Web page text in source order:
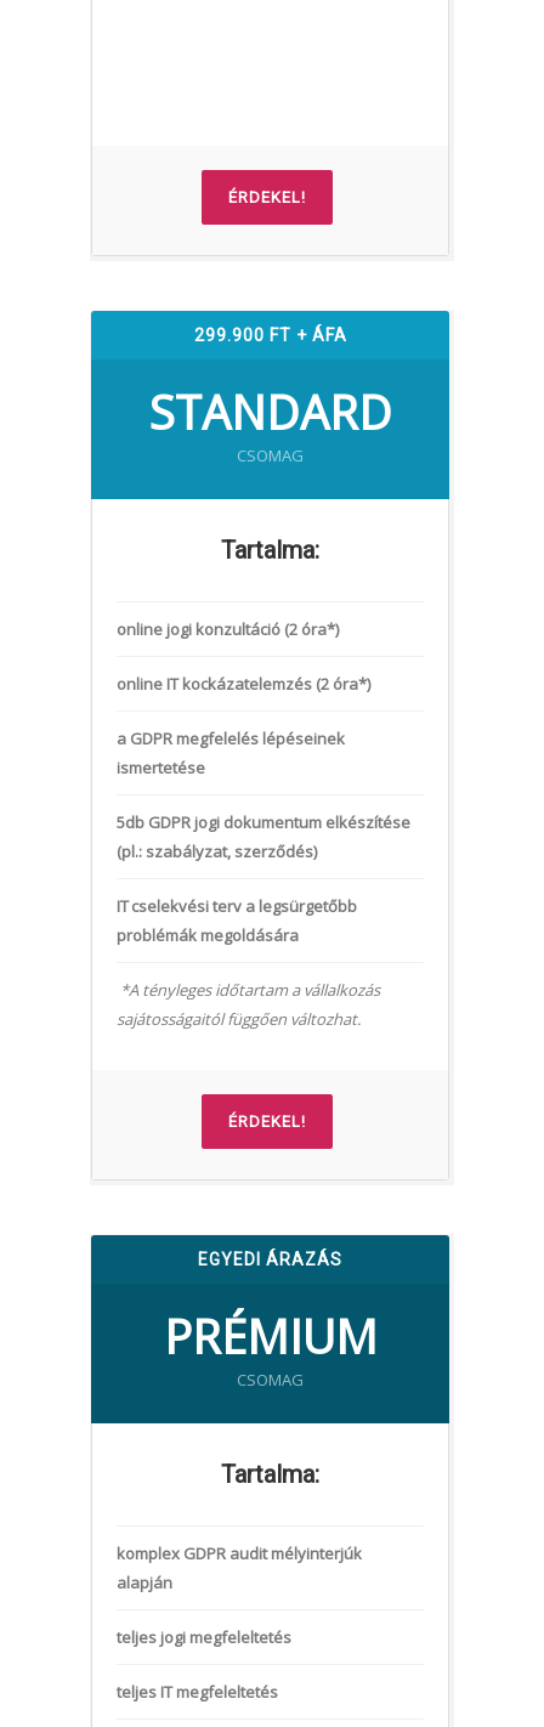
ÉRDEKEL!
299.900 FT + ÁFA
STANDARD
CSOMAG
Tartalma:
online jogi konzultáció (2 óra*)
online IT kockázatelemzés (2 óra*)
a GDPR megfelelés lépéseinek
ismertetése
5db GDPR jogi dokumentum elkészítése
(pl.: szabályzat, szerződés)
IT cselekvési terv a legsürgetőbb
problémák megoldására
*A tényleges időtartam a vállalkozás
sajátosságaitól függően változhat.
ÉRDEKEL!
EGYEDI ÁRAZÁS
PRÉMIUM
CSOMAG
Tartalma:
komplex GDPR audit mélyinterjúk
alapján
teljes jogi megfeleltetés
teljes IT megfeleltetés